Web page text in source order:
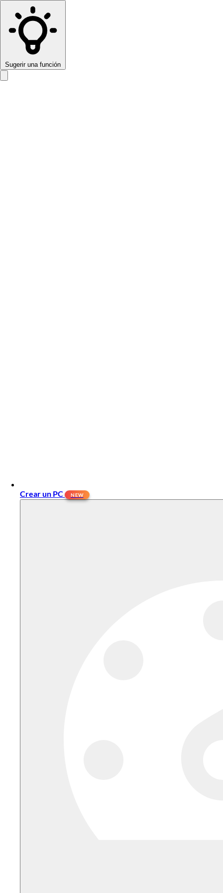
Sugerir una función
Crear un PC NEW